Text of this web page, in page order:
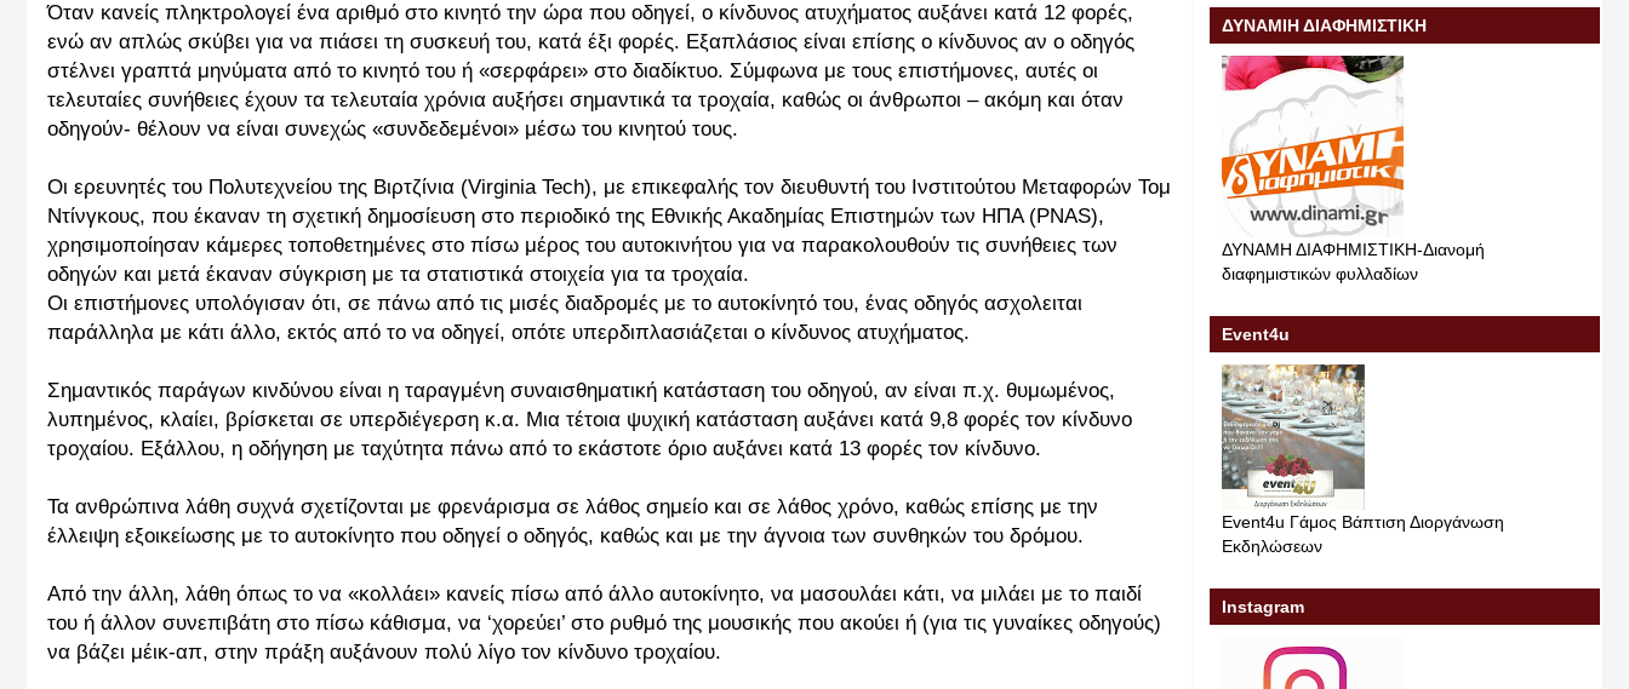
Όταν κανείς πληκτρολογεί ένα αριθμό στο κινητό την ώρα που οδηγεί, ο κίνδυνος ατυχήματος αυξάνει κατά 12 φορές,
ενώ αν απλώς σκύβει για να πιάσει τη συσκευή του, κατά έξι φορές. Εξαπλάσιος είναι επίσης ο κίνδυνος αν ο οδηγός
στέλνει γραπτά μηνύματα από το κινητό του ή «σερφάρει» στο διαδίκτυο. Σύμφωνα με τους επιστήμονες, αυτές οι
τελευταίες συνήθειες έχουν τα τελευταία χρόνια αυξήσει σημαντικά τα τροχαία, καθώς οι άνθρωποι – ακόμη και όταν
οδηγούν- θέλουν να είναι συνεχώς «συνδεδεμένοι» μέσω του κινητού τους.
Οι ερευνητές του Πολυτεχνείου της Βιρτζίνια (Virginia Tech), με επικεφαλής τον διευθυντή του Ινστιτούτου Μεταφορών Τομ
Ντίνγκους, που έκαναν τη σχετική δημοσίευση στο περιοδικό της Εθνικής Ακαδημίας Επιστημών των ΗΠΑ (PNAS),
χρησιμοποίησαν κάμερες τοποθετημένες στο πίσω μέρος του αυτοκινήτου για να παρακολουθούν τις συνήθειες των
οδηγών και μετά έκαναν σύγκριση με τα στατιστικά στοιχεία για τα τροχαία.
Οι επιστήμονες υπολόγισαν ότι, σε πάνω από τις μισές διαδρομές με το αυτοκίνητό του, ένας οδηγός ασχολειται
παράλληλα με κάτι άλλο, εκτός από το να οδηγεί, οπότε υπερδιπλασιάζεται ο κίνδυνος ατυχήματος.
Σημαντικός παράγων κινδύνου είναι η ταραγμένη συναισθηματική κατάσταση του οδηγού, αν είναι π.χ. θυμωμένος,
λυπημένος, κλαίει, βρίσκεται σε υπερδιέγερση κ.α. Μια τέτοια ψυχική κατάσταση αυξάνει κατά 9,8 φορές τον κίνδυνο
τροχαίου. Εξάλλου, η οδήγηση με ταχύτητα πάνω από το εκάστοτε όριο αυξάνει κατά 13 φορές τον κίνδυνο.
Τα ανθρώπινα λάθη συχνά σχετίζονται με φρενάρισμα σε λάθος σημείο και σε λάθος χρόνο, καθώς επίσης με την
έλλειψη εξοικείωσης με το αυτοκίνητο που οδηγεί ο οδηγός, καθώς και με την άγνοια των συνθηκών του δρόμου.
Από την άλλη, λάθη όπως το να «κολλάει» κανείς πίσω από άλλο αυτοκίνητο, να μασουλάει κάτι, να μιλάει με το παιδί
του ή άλλον συνεπιβάτη στο πίσω κάθισμα, να ‘χορεύει’ στο ρυθμό της μουσικής που ακούει ή (για τις γυναίκες οδηγούς)
να βάζει μέικ-απ, στην πράξη αυξάνουν πολύ λίγο τον κίνδυνο τροχαίου.
ΔΥΝΑΜΙΗ ΔΙΑΦΗΜΙΣΤΙΚΗ
ΔΥΝΑΜΗ ΔΙΑΦΗΜΙΣΤΙΚΗ-Διανομή
διαφημιστικών φυλλαδίων
Event4u
Event4u Γάμος Βάπτιση Διοργάνωση
Εκδηλώσεων
Instagram